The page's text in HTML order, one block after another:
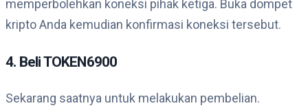
memperbolehkan koneksi pihak ketiga. Buka dompet
kripto Anda kemudian konfirmasi koneksi tersebut.
4. Beli TOKEN6900
Sekarang saatnya untuk melakukan pembelian.